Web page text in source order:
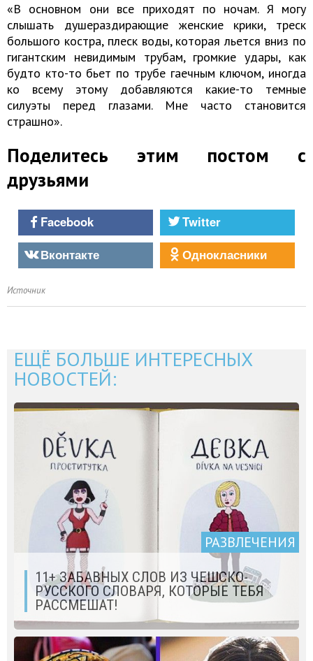
«В основном они все приходят по ночам. Я могу
слышать душераздирающие женские крики, треск
большого костра, плеск воды, которая льется вниз по
гигантским невидимым трубам, громкие удары, как
будто кто-то бьет по трубе гаечным ключом, иногда
ко всему этому добавляются какие-то темные
силуэты перед глазами. Мне часто становится
страшно».
Поделитесь этим постом с
друзьями
Facebook
Twitter
Вконтакте
Однокласники
Источник
ЕЩЁ БОЛЬШЕ ИНТЕРЕСНЫХ
НОВОСТЕЙ:
РАЗВЛЕЧЕНИЯ
11+ ЗАБАВНЫХ СЛОВ ИЗ ЧЕШСКО-
РУССКОГО СЛОВАРЯ, КОТОРЫЕ ТЕБЯ
РАССМЕШАТ!